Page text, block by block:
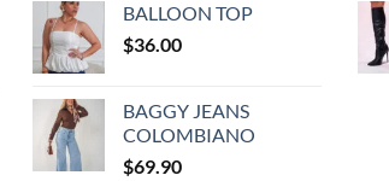
BALLOON TOP
$36.00
BAGGY JEANS
COLOMBIANO
$69.90